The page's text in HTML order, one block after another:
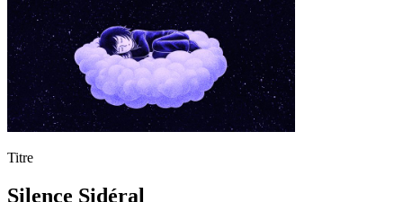
Titre
Silence Sidéral